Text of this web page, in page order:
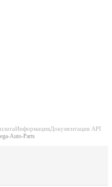
ИнформацияДокументация API
Auto-Parts